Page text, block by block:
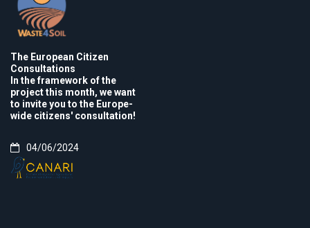
The European Citizen
Consultations
In the framework of the
project this month, we want
to invite you to the Europe-
wide citizens' consultation!
04/06/2024